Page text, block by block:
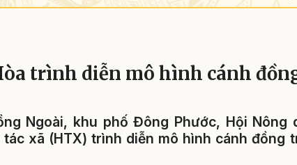
trình diễn mô hình cánh
Ngoài, khu phố Đông Phước, Hội Nông
xã (HTX) trình diễn mô hình cánh đồng